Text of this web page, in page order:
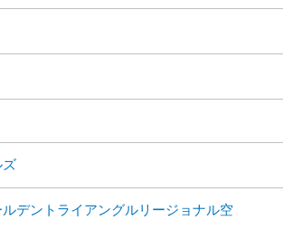
ズ
デントライアングルリージョナル空